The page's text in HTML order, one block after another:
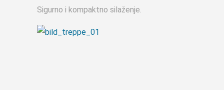
Sigurno i kompaktno silaženje.